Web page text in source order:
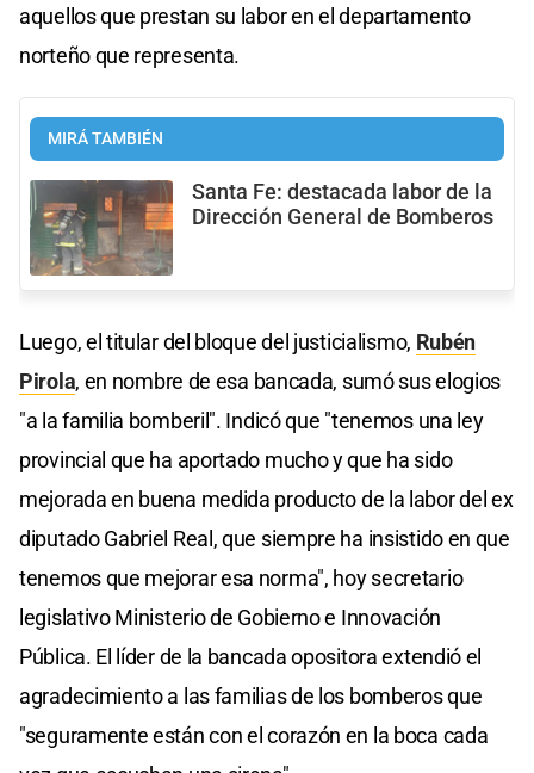
aquellos que prestan su labor en el departamento
norteño que representa.
MIRÁ TAMBIÉN
Santa Fe: destacada labor de la
Dirección General de Bomberos
Luego, el titular del bloque del justicialismo, Rubén
Pirola, en nombre de esa bancada, sumó sus elogios
"a la familia bomberil". Indicó que "tenemos una ley
provincial que ha aportado mucho y que ha sido
mejorada en buena medida producto de la labor del ex
diputado Gabriel Real, que siempre ha insistido en que
tenemos que mejorar esa norma", hoy secretario
legislativo Ministerio de Gobierno e Innovación
Pública. El líder de la bancada opositora extendió el
agradecimiento a las familias de los bomberos que
"seguramente están con el corazón en la boca cada